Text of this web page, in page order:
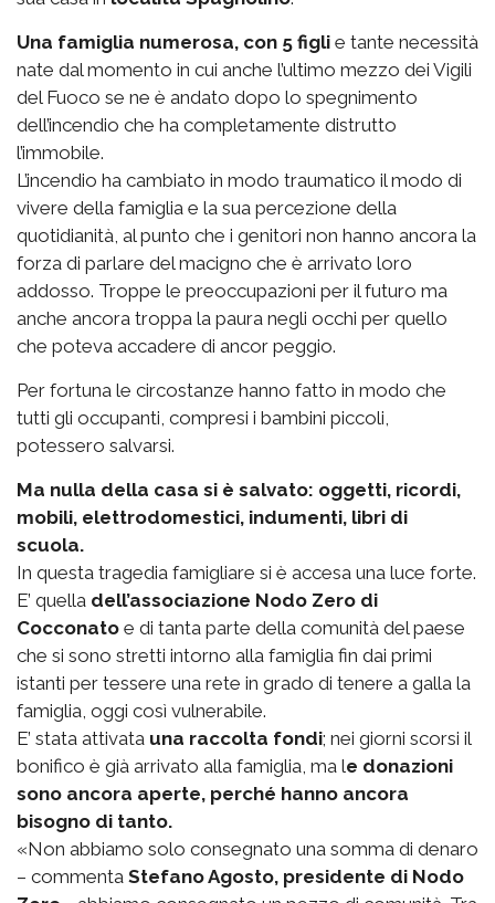
Una famiglia numerosa, con 5 figli e tante necessità
nate dal momento in cui anche l’ultimo mezzo dei Vigili
del Fuoco se ne è andato dopo lo spegnimento
dell’incendio che ha completamente distrutto
l’immobile.
L’incendio ha cambiato in modo traumatico il modo di
vivere della famiglia e la sua percezione della
quotidianità, al punto che i genitori non hanno ancora la
forza di parlare del macigno che è arrivato loro
addosso. Troppe le preoccupazioni per il futuro ma
anche ancora troppa la paura negli occhi per quello
che poteva accadere di ancor peggio.
Per fortuna le circostanze hanno fatto in modo che
tutti gli occupanti, compresi i bambini piccoli,
potessero salvarsi.
Ma nulla della casa si è salvato: oggetti, ricordi,
mobili, elettrodomestici, indumenti, libri di
scuola.
In questa tragedia famigliare si è accesa una luce forte.
E’ quella dell’associazione Nodo Zero di
Cocconato e di tanta parte della comunità del paese
che si sono stretti intorno alla famiglia fin dai primi
istanti per tessere una rete in grado di tenere a galla la
famiglia, oggi così vulnerabile.
E’ stata attivata una raccolta fondi; nei giorni scorsi il
bonifico è già arrivato alla famiglia, ma le donazioni
sono ancora aperte, perché hanno ancora
bisogno di tanto.
«Non abbiamo solo consegnato una somma di denaro
– commenta Stefano Agosto, presidente di Nodo